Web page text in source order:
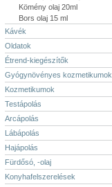
Kömény olaj 20ml
Bors olaj 15 ml
Kávék
Oldatok
Étrend-kiegészítők
Gyógynövényes kozmetikumok
Kozmetikumok
Testápolás
Arcápolás
Lábápolás
Hajápolás
Fürdősó, -olaj
Konyhafelszerelések